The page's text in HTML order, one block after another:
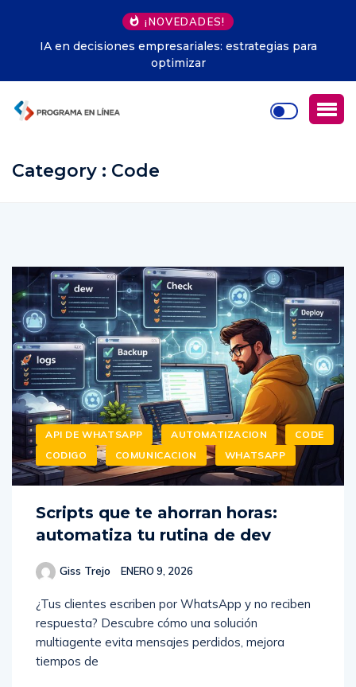
¡NOVEDADES!
IA en decisiones empresariales: estrategias para
optimizar
Category : Code
API DE WHATSAPP AUTOMATIZACION
CODE
CODIGO
COMUNICACION WHATSAPP
Scripts que te ahorran horas:
automatiza tu rutina de dev
Giss Trejo ENERO 9, 2026
¿Tus clientes escriben por WhatsApp y no reciben
respuesta? Descubre cómo una solución
multiagente evita mensajes perdidos, mejora
tiempos de